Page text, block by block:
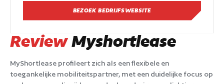
BEZOEK BEDRIJFSWEBSITE
Review Myshortlease
MyShortlease profileert zich als een flexibele en
toegankelijke mobiliteitspartner, met een duidelijke focus op